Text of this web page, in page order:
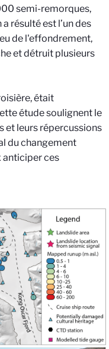
semi-remorques,
résulté est l’un des
de l'effondrement,
et détruit plusieurs
était
étude soulignent le
et leurs répercussions
du changement
anticiper ces